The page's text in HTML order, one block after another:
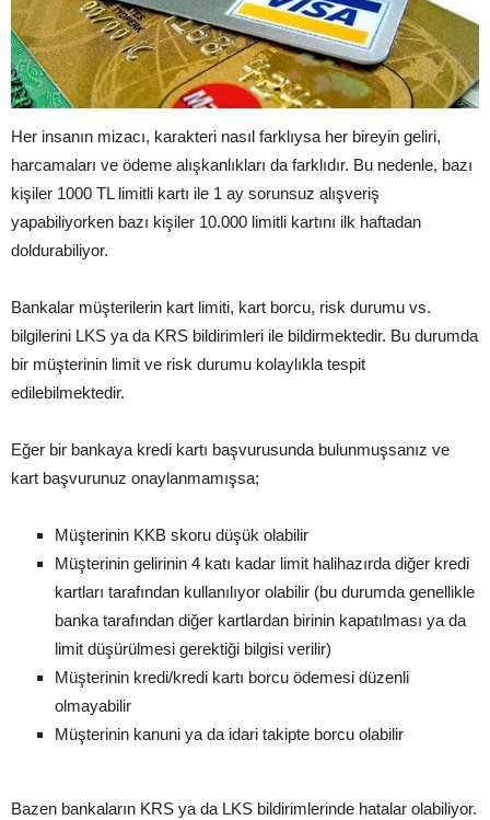
Her insanın mizacı, karakteri nasıl farklıysa her bireyin geliri,
harcamaları ve ödeme alışkanlıkları da farklıdır. Bu nedenle, bazı
kişiler 1000 TL limitli kartı ile 1 ay sorunsuz alışveriş
yapabiliyorken bazı kişiler 10.000 limitli kartını ilk haftadan
doldurabiliyor.
Bankalar müşterilerin kart limiti, kart borcu, risk durumu vs.
bilgilerini LKS ya da KRS bildirimleri ile bildirmektedir. Bu durumda
bir müşterinin limit ve risk durumu kolaylıkla tespit
edilebilmektedir.
Eğer bir bankaya kredi kartı başvurusunda bulunmuşsanız ve
kart başvurunuz onaylanmamışsa;
Müşterinin KKB skoru düşük olabilir
Müşterinin gelirinin 4 katı kadar limit halihazırda diğer kredi
kartları tarafından kullanılıyor olabilir (bu durumda genellikle
banka tarafından diğer kartlardan birinin kapatılması ya da
limit düşürülmesi gerektiği bilgisi verilir)
Müşterinin kredi/kredi kartı borcu ödemesi düzenli
olmayabilir
Müşterinin kanuni ya da idari takipte borcu olabilir
Bazen bankaların KRS ya da LKS bildirimlerinde hatalar olabiliyor.